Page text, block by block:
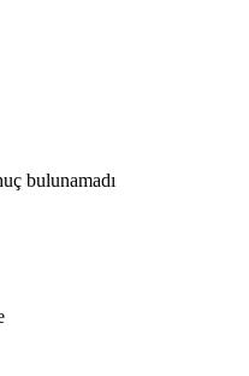
bulunamadı